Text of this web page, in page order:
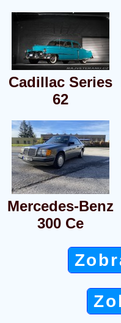
Cadillac Series
62
Mercedes-Benz
300 Ce